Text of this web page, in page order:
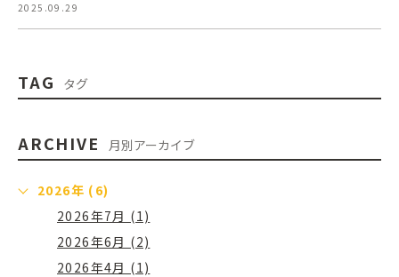
2025.09.29
TAG タグ
ARCHIVE 月別アーカイブ
2026年 (6)
2026年7月 (1)
2026年6月 (2)
2026年4月 (1)